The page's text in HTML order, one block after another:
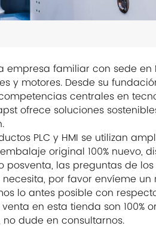
empresa familiar con sede
y motores. Desde su
centrales en
ofrece soluciones
PLC y HMI se utilizan
original 100% nuevo,
posventa, las preguntas de
por favor envíeme
lo antes posible con
en esta tienda son 100%
dude en consultarnos.